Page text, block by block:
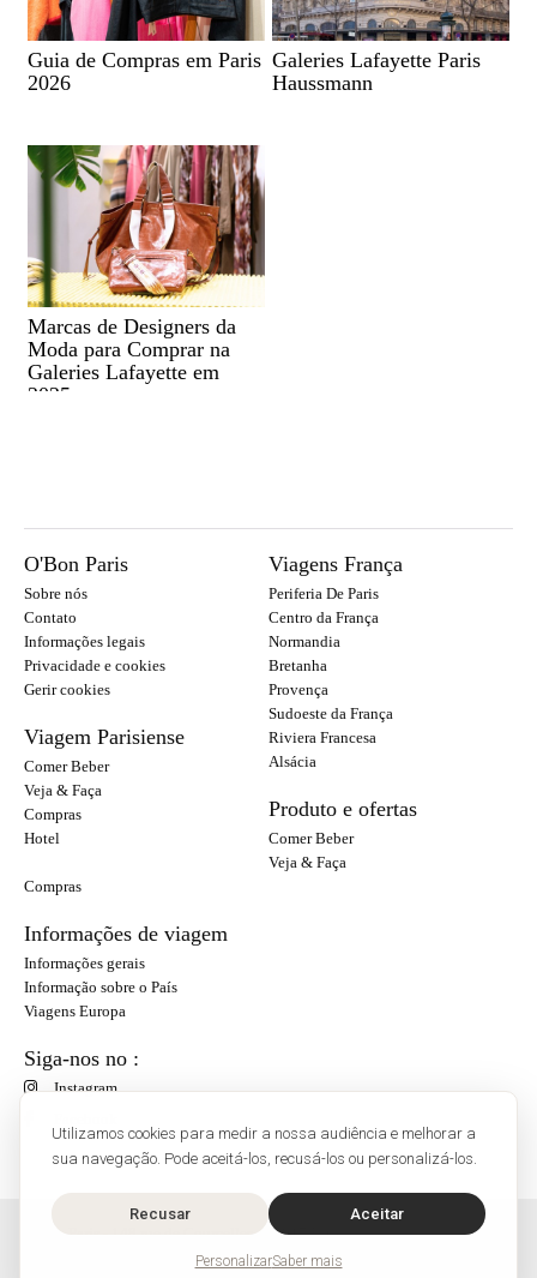
Utilizamos cookies para medir a nossa audiência e melhorar a
sua navegação. Pode aceitá-los, recusá-los ou personalizá-los.
Recusar Aceitar
PersonalizarSaber mais
Guia de Compras em Paris
2026
Galeries Lafayette Paris
Haussmann
Marcas de Designers da
Moda para Comprar na
Galeries Lafayette em
2025
O'Bon Paris
Sobre nós
Contato
Informações legais
Privacidade e cookies
Gerir cookies
Viagem Parisiense
Comer Beber
Veja & Faça
Compras
Hotel
Viagens França
Periferia De Paris
Centro da França
Normandia
Bretanha
Provença
Sudoeste da França
Riviera Francesa
Alsácia
Produto e ofertas
Comer Beber
Veja & Faça
Compras
Informações de viagem
Informações gerais
Informação sobre o País
Viagens Europa
Siga-nos no :
Instagram
O'Bon Paris - 148 rue de Courcelles - 75017 Paris